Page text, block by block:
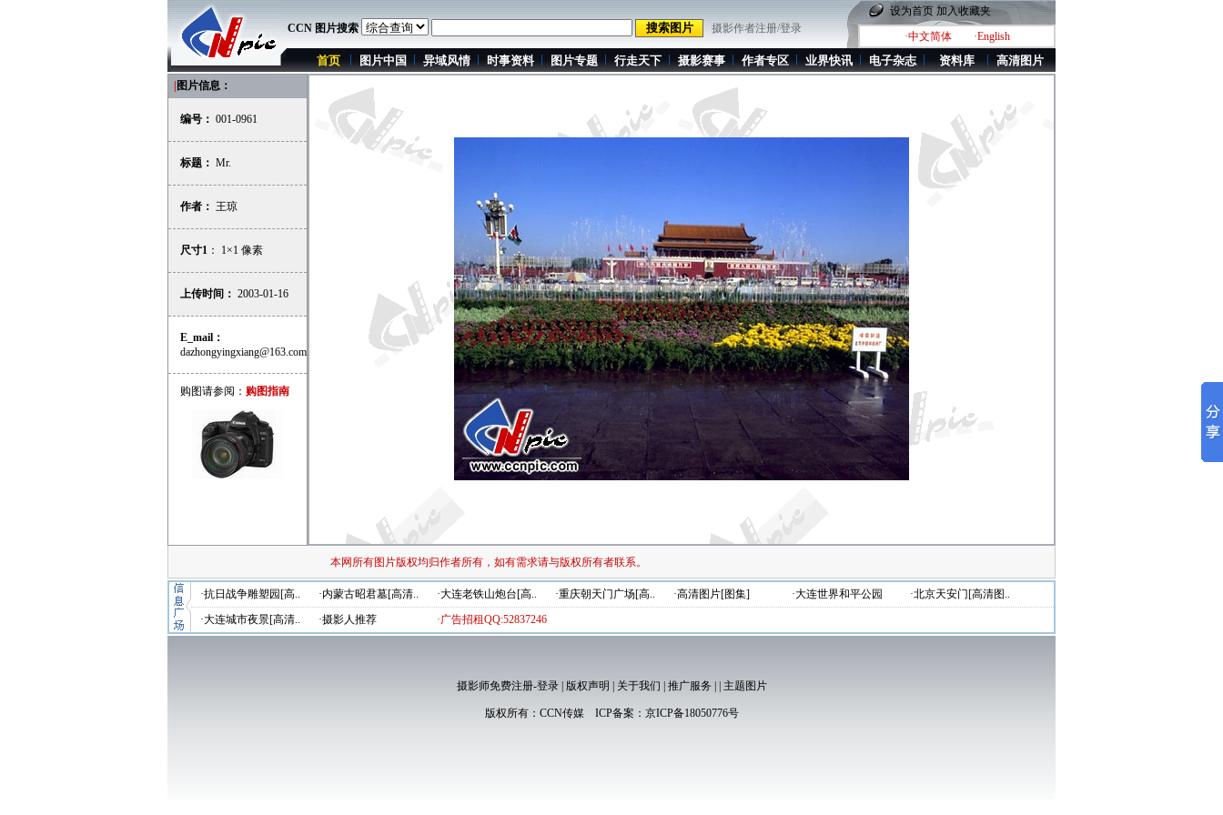
CCN 图片搜索 摄影作者注册/登录
设为首页 加入收藏夹
·中文简体
·English
首页 图片中国 异域风情 时事资料 图片专题 行走天下 摄影赛事 作者专区 业界快讯 电子杂志 资料库 高清图片
图片信息：
编号： 001-0961
标题： Mr.
作者： 王琼
尺寸1 ： 1×1 像素
上传时间： 2003-01-16
E_mail：
dazhongyingxiang@163.com
购图请参阅： 购图指南
本网所有图片版权均归作者所有，如有需求请与版权所有者联系。
·抗日战争雕塑园[高.. ·内蒙古昭君墓[高清.. ·大连老铁山炮台[高.. ·重庆朝天门广场[高.. ·高清图片[图集] ·大连世界和平公园
·北京天安门[高清图..
·大连城市夜景[高清..
·摄影人推荐 ·广告招租QQ:52837246
摄影师免费注册-登录| 版权声明 关于我们 推广服务 主题图片
版权所有： CCN传媒ICP备案： 京ICP备18050776号